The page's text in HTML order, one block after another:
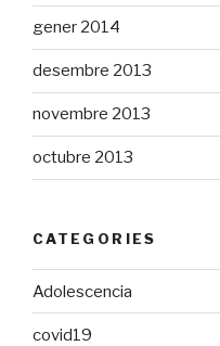
gener 2014
desembre 2013
novembre 2013
octubre 2013
CATEGORIES
Adolescencia
covid19